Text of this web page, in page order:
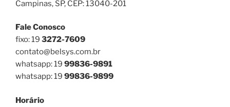
Campinas, SP, CEP: 13040-201
Fale Conosco
fixo: 19 3272-7609
contato@belsys.com.br
whatsapp: 19 99836-9891
whatsapp: 19 99836-9899
Horário